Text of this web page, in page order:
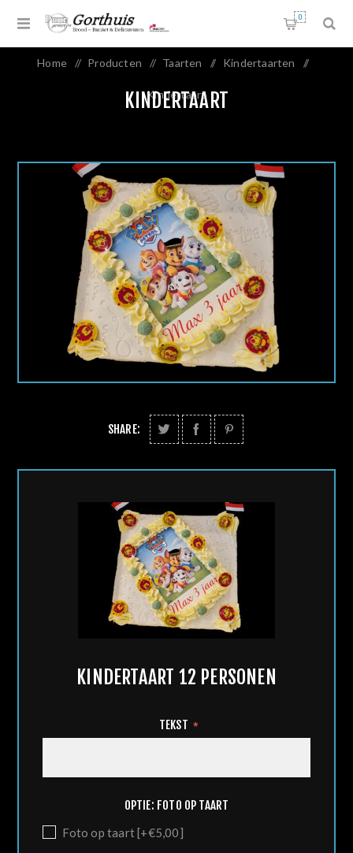
0
Home / Producten / Taarten / Kindertaarten /
Kindertaart
KINDERTAART
SHARE:
KINDERTAART 12 PERSONEN
TEKST *
OPTIE: FOTO OP TAART
Foto op taart [+€5,00]